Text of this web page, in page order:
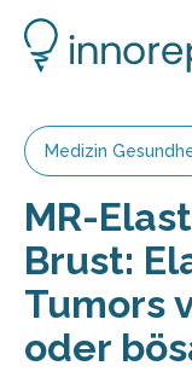
Medizin
MR-
Brust:
Tumors
oder